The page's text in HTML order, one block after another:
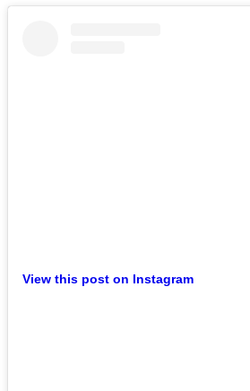
View this post on Instagram